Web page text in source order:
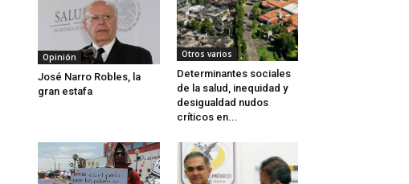
Opinión
José Narro Robles, la
gran estafa
Otros varios
Determinantes sociales
de la salud, inequidad y
desigualdad nudos
críticos en...